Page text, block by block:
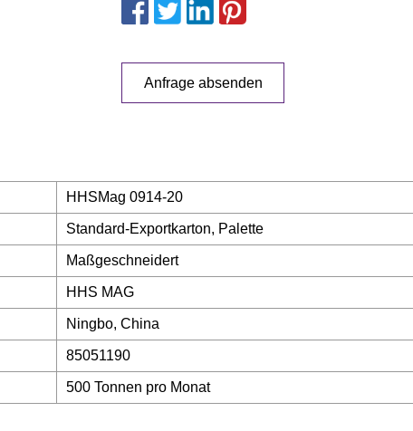
Anfrage absenden
HHSMag 0914-20
Standard-Exportkarton, Palette
Maßgeschneidert
HHS MAG
Ningbo, China
85051190
500 Tonnen pro Monat